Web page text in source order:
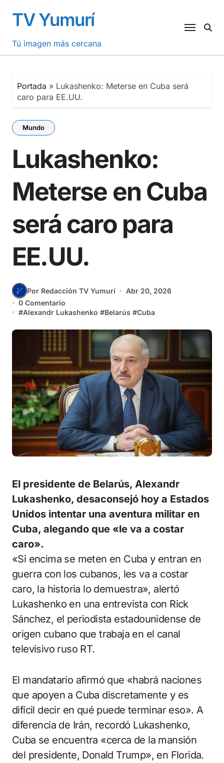
contenido
TV Yumurí
Tú imagen más cercana
Portada » Lukashenko: Meterse en Cuba será
caro para EE.UU.
Mundo
Lukashenko:
Meterse en Cuba
será caro para
EE.UU.
Por Redacción TV Yumurí
Abr 20, 2026
0 Comentario
#Alexandr Lukashenko #Belarús #Cuba
El presidente de Belarús, Alexandr
Lukashenko, desaconsejó hoy a Estados
Unidos intentar una aventura militar en
Cuba, alegando que «le va a costar
caro».
«Si encima se meten en Cuba y entran en
guerra con los cubanos, les va a costar
caro, la historia lo demuestra», alertó
Lukashenko en una entrevista con Rick
Sánchez, el periodista estadounidense de
origen cubano que trabaja en el canal
televisivo ruso RT.
El mandatario afirmó que «habrá naciones
que apoyen a Cuba discretamente y es
difícil decir en qué puede terminar eso». A
diferencia de Irán, recordó Lukashenko,
Cuba se encuentra «cerca de la mansión
del presidente, Donald Trump», en Florida.